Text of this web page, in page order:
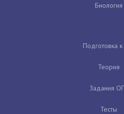
Биология
Подготовка к
Теория
Задания
Тесты